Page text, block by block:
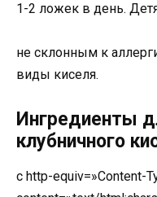
1-2 ложек в день.
не склонным к
виды киселя.
Ингредиенты
клубничного
c http-equiv=»Content-